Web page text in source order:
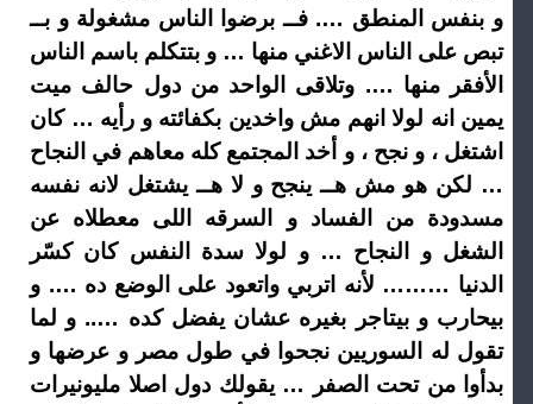
و بنفس المنطق …. فــ برضوا الناس مشغولة و بــ
تبص على الناس الاغني منها … و بتتكلم باسم الناس
الأفقر منها …. وتلاقى الواحد من دول حالف ميت
يمين انه لولا انهم مش واخدين بكفائته و رأيه … كان
اشتغل ، و نجح ، و أخد المجتمع كله معاهم في النجاح
… لكن هو مش هــ ينجح و لا هــ يشتغل لانه نفسه
مسدودة من الفساد و السرقه اللى معطلاه عن
الشغل و النجاح … و لولا سدة النفس كان كسّر
الدنيا ……… لأنه اتربي واتعود على الوضع ده …. و
بيحارب و بيتاجر بغيره عشان يفضل كده ….. و لما
تقول له السوريين نجحوا في طول مصر و عرضها و
بدأوا من تحت الصفر … يقولك دول اصلا مليونيرات